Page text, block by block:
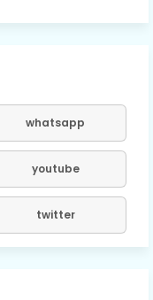
whatsapp
youtube
twitter